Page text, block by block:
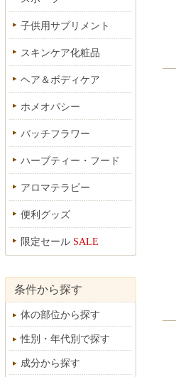
子供用サプリメント
スキンケア化粧品
ヘア＆ボディケア
ホメオパシー
バッチフラワー
ハーブティー・フード
アロマテラピー
便利グッズ
限定セール SALE
条件から探す
体の部位から探す
性別・年代別で探す
成分から探す